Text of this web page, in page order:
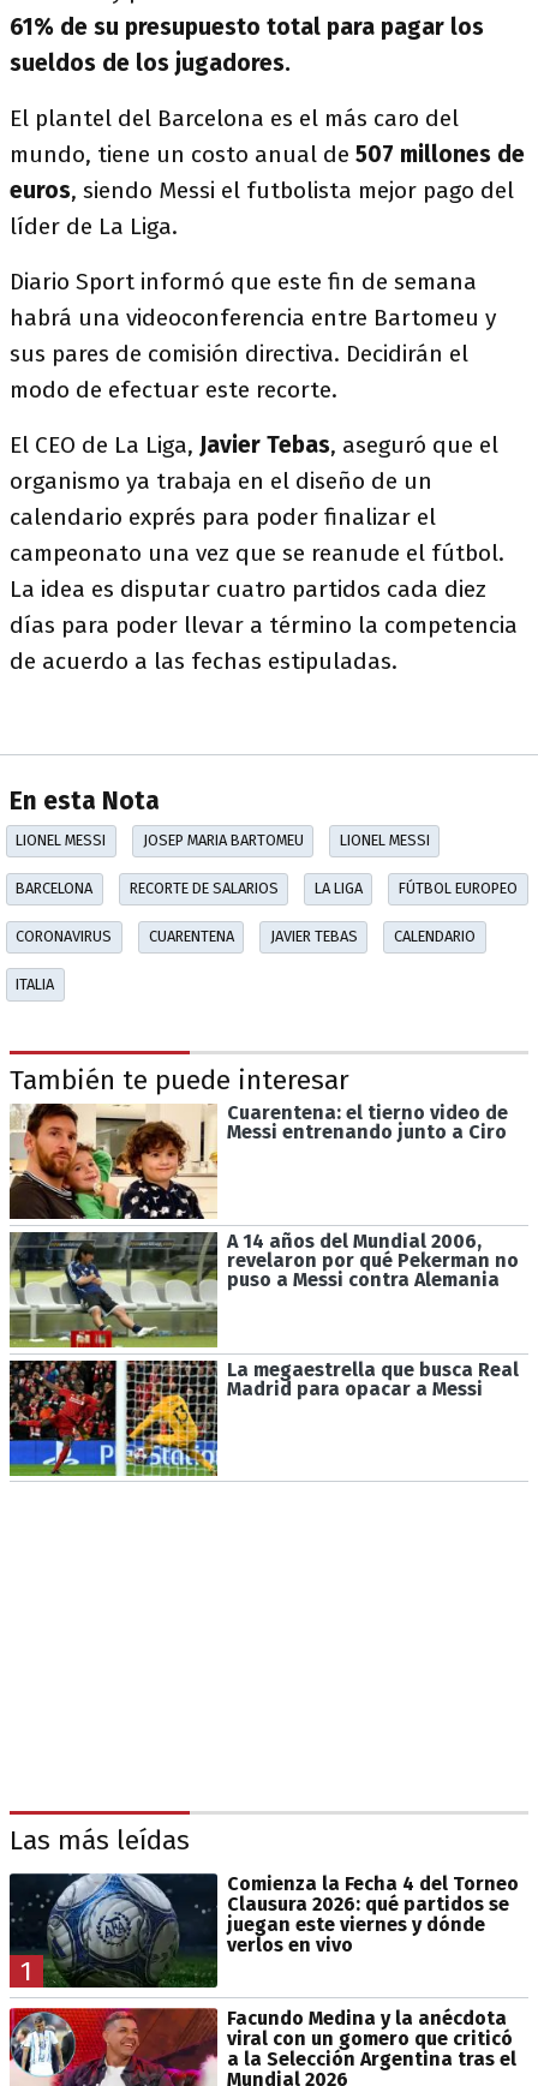
61% de su presupuesto total para pagar los
sueldos de los jugadores.
El plantel del Barcelona es el más caro del
mundo, tiene un costo anual de 507 millones de
euros, siendo Messi el futbolista mejor pago del
líder de La Liga.
Diario Sport informó que este fin de semana
habrá una videoconferencia entre Bartomeu y
sus pares de comisión directiva. Decidirán el
modo de efectuar este recorte.
El CEO de La Liga, Javier Tebas, aseguró que el
organismo ya trabaja en el diseño de un
calendario exprés para poder finalizar el
campeonato una vez que se reanude el fútbol.
La idea es disputar cuatro partidos cada diez
días para poder llevar a término la competencia
de acuerdo a las fechas estipuladas.
En esta Nota
LIONEL MESSI JOSEP MARIA BARTOMEU LIONEL MESSI
BARCELONA RECORTE DE SALARIOS LA LIGA FÚTBOL EUROPEO
CORONAVIRUS CUARENTENA JAVIER TEBAS CALENDARIO
ITALIA
También te puede interesar
Cuarentena: el tierno video de
Messi entrenando junto a Ciro
A 14 años del Mundial 2006,
revelaron por qué Pekerman no
puso a Messi contra Alemania
La megaestrella que busca Real
Madrid para opacar a Messi
Las más leídas
1
Comienza la Fecha 4 del Torneo
Clausura 2026: qué partidos se
juegan este viernes y dónde
verlos en vivo
Facundo Medina y la anécdota
viral con un gomero que criticó
a la Selección Argentina tras el
Mundial 2026